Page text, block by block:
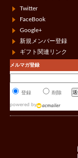
Twitter
FaceBook
Google+
新規メンバー登録
ギフト関連リンク
メルマガ登録
登録 削除
powered by